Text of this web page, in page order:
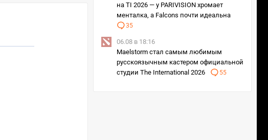
на TI 2026 — у PARIVISION хромает
менталка, а Falcons почти идеальна
35
06.08 в 18:16
Maelstorm стал самым любимым
русскоязычным кастером официальной
студии The International 2026
55